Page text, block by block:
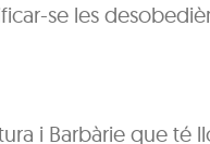
se les
i Barbàrie que té